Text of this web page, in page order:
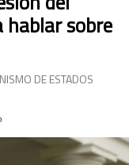
hablar sobre
DE ESTADOS